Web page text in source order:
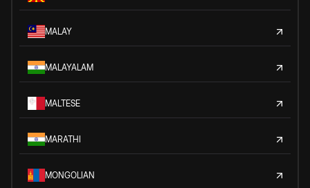
MALAY
MALAYALAM
MALTESE
MARATHI
MONGOLIAN